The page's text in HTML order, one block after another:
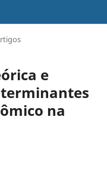
e
na